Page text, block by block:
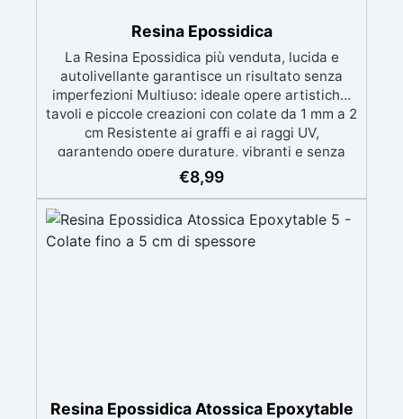
Resina Epossidica
La Resina Epossidica più venduta, lucida e
autolivellante garantisce un risultato senza
imperfezioni Multiuso: ideale opere artistiche,
tavoli e piccole creazioni con colate da 1 mm a 2
cm Resistente ai graffi e ai raggi UV,
garantendo opere durature, vibranti e senza
ingiallimenti nel tempo Bassa viscosità e
formula anti-bolle per risultati impeccabili,
Certificata Atossica post catalisi per contatto
con la pelle, BPA free e VoC Free
€8,99
Resina Epossidica Atossica Epoxytable